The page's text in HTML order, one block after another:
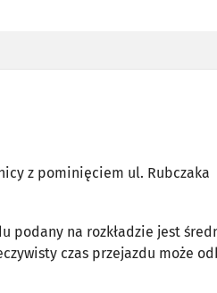
godzinie 22
godzinie 23
z pominięciem ul. Rubczaka
podany na rozkładzie jest
czas przejazdu może